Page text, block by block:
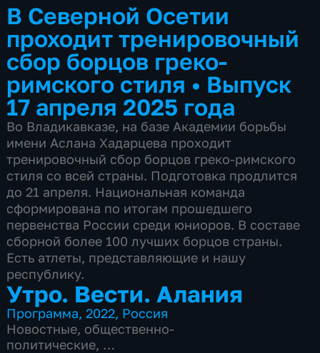
В Северной Осетии
проходит тренировочный
сбор борцов греко-
римского стиля • Выпуск
17 апреля 2025 года
Во Владикавказе, на базе Академии борьбы
имени Аслана Хадарцева проходит
тренировочный сбор борцов греко-римского
стиля со всей страны. Подготовка продлится
до 21 апреля. Национальная команда
сформирована по итогам прошедшего
первенства России среди юниоров. В составе
сборной более 100 лучших борцов страны.
Есть атлеты, представляющие и нашу
республику.
Утро. Вести. Алания
Программа,2022, Россия
Новостные, общественно-
политические,